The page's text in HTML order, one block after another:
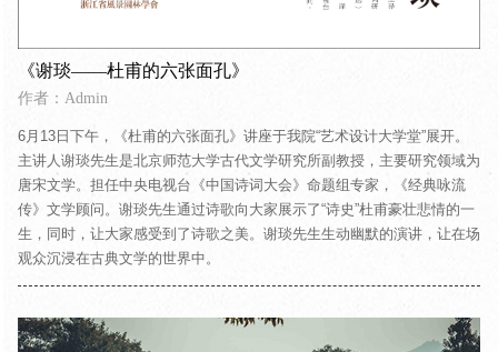
《谢琰——杜甫的六张面孔》
作者：Admin
6月13日下午，《杜甫的六张面孔》讲座于我院“艺术设计大学堂”展开。
主讲人谢琰先生是北京师范大学古代文学研究所副教授，主要研究领域为
唐宋文学。担任中央电视台《中国诗词大会》命题组专家，《经典咏流
传》文学顾问。谢琰先生通过诗歌向大家展示了“诗史”杜甫豪壮悲情的一
生，同时，让大家感受到了诗歌之美。谢琰先生生动幽默的演讲，让在场
观众沉浸在古典文学的世界中。